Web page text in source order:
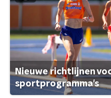
Nieuwe richtlijnen
sportprogramma's